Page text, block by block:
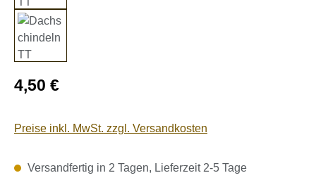
Regulärer Preis:
4,50 €
Preise inkl. MwSt. zzgl. Versandkosten
Versandfertig in 2 Tagen, Lieferzeit 2-5 Tage